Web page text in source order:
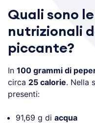
Quali sono
nutrizionali
piccante?
In 100 grammi di
circa 25 calorie. Nella
presenti:
91,69 g di acqua